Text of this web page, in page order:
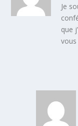
Je
que
vous